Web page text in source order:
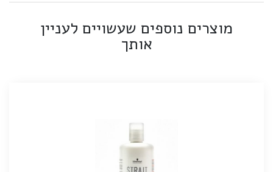
מוצרים נוספים שעשויים לעניין
אותך